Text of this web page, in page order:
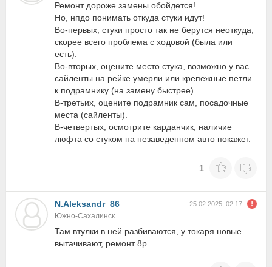
Ремонт дороже замены обойдется!
Но, нпдо понимать откуда стуки идут!
Во-первых, стуки просто так не берутся неоткуда,
скорее всего проблема с ходовой (была или
есть).
Во-вторых, оцените место стука, возможно у вас
сайленты на рейке умерли или крепежные петли
к подрамнику (на замену быстрее).
В-третьих, оцените подрамник сам, посадочные
места (сайленты).
В-четвертых, осмотрите карданчик, наличие
люфта со стуком на незаведенном авто покажет.
1
N.Aleksandr_86 25.02.2025, 02:17
Южно-Сахалинск
Там втулки в ней разбиваются, у токаря новые
вытачивают, ремонт 8р